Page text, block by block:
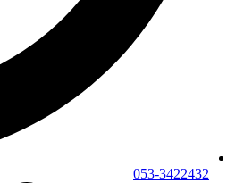
053-3422432